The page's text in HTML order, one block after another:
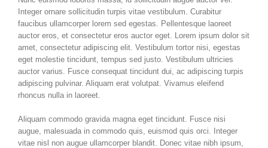
Integer ornare sollicitudin turpis vitae vestibulum. Curabitur
faucibus ullamcorper lorem sed egestas. Pellentesque laoreet
auctor eros, et consectetur eros auctor eget. Lorem ipsum dolor sit
amet, consectetur adipiscing elit. Vestibulum tortor nisi, egestas
eget molestie tincidunt, tempus sed justo. Vestibulum ultricies
auctor varius. Fusce consequat tincidunt dui, ac adipiscing turpis
adipiscing pulvinar. Aliquam erat volutpat. Vivamus eleifend
rhoncus nulla in laoreet.
Aliquam commodo gravida magna eget tincidunt. Fusce nisi
augue, malesuada in commodo quis, euismod quis orci. Integer
vitae nisl non augue ullamcorper blandit. Donec vitae nibh ipsum,